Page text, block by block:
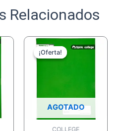
Relacionados
¡Oferta!
AGOTADO
¡Oferta!
COLLEGE